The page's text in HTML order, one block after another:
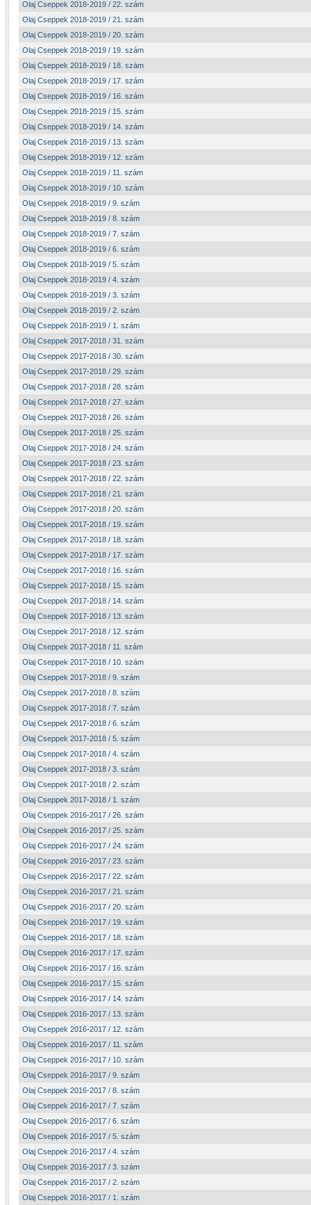
Olaj Cseppek 2018-2019 / 22. szám
Olaj Cseppek 2018-2019 / 21. szám
Olaj Cseppek 2018-2019 / 20. szám
Olaj Cseppek 2018-2019 / 19. szám
Olaj Cseppek 2018-2019 / 18. szám
Olaj Cseppek 2018-2019 / 17. szám
Olaj Cseppek 2018-2019 / 16. szám
Olaj Cseppek 2018-2019 / 15. szám
Olaj Cseppek 2018-2019 / 14. szám
Olaj Cseppek 2018-2019 / 13. szám
Olaj Cseppek 2018-2019 / 12. szám
Olaj Cseppek 2018-2019 / 11. szám
Olaj Cseppek 2018-2019 / 10. szám
Olaj Cseppek 2018-2019 / 9. szám
Olaj Cseppek 2018-2019 / 8. szám
Olaj Cseppek 2018-2019 / 7. szám
Olaj Cseppek 2018-2019 / 6. szám
Olaj Cseppek 2018-2019 / 5. szám
Olaj Cseppek 2018-2019 / 4. szám
Olaj Cseppek 2018-2019 / 3. szám
Olaj Cseppek 2018-2019 / 2. szám
Olaj Cseppek 2018-2019 / 1. szám
Olaj Cseppek 2017-2018 / 31. szám
Olaj Cseppek 2017-2018 / 30. szám
Olaj Cseppek 2017-2018 / 29. szám
Olaj Cseppek 2017-2018 / 28. szám
Olaj Cseppek 2017-2018 / 27. szám
Olaj Cseppek 2017-2018 / 26. szám
Olaj Cseppek 2017-2018 / 25. szám
Olaj Cseppek 2017-2018 / 24. szám
Olaj Cseppek 2017-2018 / 23. szám
Olaj Cseppek 2017-2018 / 22. szám
Olaj Cseppek 2017-2018 / 21. szám
Olaj Cseppek 2017-2018 / 20. szám
Olaj Cseppek 2017-2018 / 19. szám
Olaj Cseppek 2017-2018 / 18. szám
Olaj Cseppek 2017-2018 / 17. szám
Olaj Cseppek 2017-2018 / 16. szám
Olaj Cseppek 2017-2018 / 15. szám
Olaj Cseppek 2017-2018 / 14. szám
Olaj Cseppek 2017-2018 / 13. szám
Olaj Cseppek 2017-2018 / 12. szám
Olaj Cseppek 2017-2018 / 11. szám
Olaj Cseppek 2017-2018 / 10. szám
Olaj Cseppek 2017-2018 / 9. szám
Olaj Cseppek 2017-2018 / 8. szám
Olaj Cseppek 2017-2018 / 7. szám
Olaj Cseppek 2017-2018 / 6. szám
Olaj Cseppek 2017-2018 / 5. szám
Olaj Cseppek 2017-2018 / 4. szám
Olaj Cseppek 2017-2018 / 3. szám
Olaj Cseppek 2017-2018 / 2. szám
Olaj Cseppek 2017-2018 / 1. szám
Olaj Cseppek 2016-2017 / 26. szám
Olaj Cseppek 2016-2017 / 25. szám
Olaj Cseppek 2016-2017 / 24. szám
Olaj Cseppek 2016-2017 / 23. szám
Olaj Cseppek 2016-2017 / 22. szám
Olaj Cseppek 2016-2017 / 21. szám
Olaj Cseppek 2016-2017 / 20. szám
Olaj Cseppek 2016-2017 / 19. szám
Olaj Cseppek 2016-2017 / 18. szám
Olaj Cseppek 2016-2017 / 17. szám
Olaj Cseppek 2016-2017 / 16. szám
Olaj Cseppek 2016-2017 / 15. szám
Olaj Cseppek 2016-2017 / 14. szám
Olaj Cseppek 2016-2017 / 13. szám
Olaj Cseppek 2016-2017 / 12. szám
Olaj Cseppek 2016-2017 / 11. szám
Olaj Cseppek 2016-2017 / 10. szám
Olaj Cseppek 2016-2017 / 9. szám
Olaj Cseppek 2016-2017 / 8. szám
Olaj Cseppek 2016-2017 / 7. szám
Olaj Cseppek 2016-2017 / 6. szám
Olaj Cseppek 2016-2017 / 5. szám
Olaj Cseppek 2016-2017 / 4. szám
Olaj Cseppek 2016-2017 / 3. szám
Olaj Cseppek 2016-2017 / 2. szám
Olaj Cseppek 2016-2017 / 1. szám